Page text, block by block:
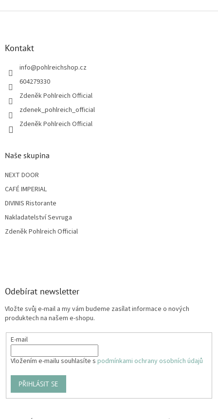
Kontakt
info@pohlreichshop.cz
604279330
Zdeněk Pohlreich Official
zdenek_pohlreich_official
Zdeněk Pohlreich Official
Naše skupina
NEXT DOOR
CAFÉ IMPERIAL
DIVINIS Ristorante
Nakladatelství Sevruga
Zdeněk Pohlreich Official
Odebírat newsletter
Vložte svůj e-mail a my vám budeme zasílat informace o nových
produktech na našem e-shopu.
E-mail
Vložením e-mailu souhlasíte s podmínkami ochrany osobních údajů
PŘIHLÁSIT SE